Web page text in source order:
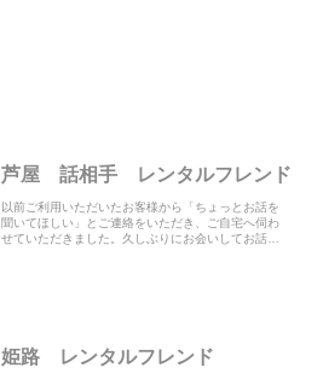
芦屋 話相手 レンタルフレンド
以前ご利用いただいたお客様から「ちょっとお話を
聞いてほしい」とご連絡をいただき、ご自宅へ伺わ
せていただきました。久しぶりにお会いしてお話さ
姫路 レンタルフレンド